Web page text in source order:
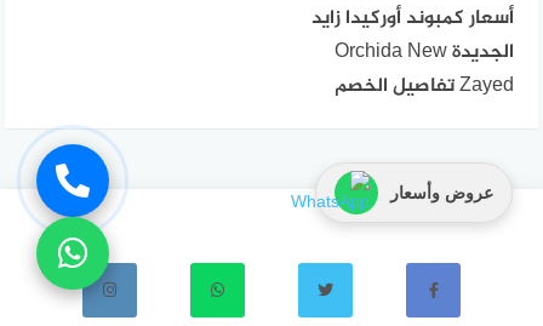
أسعار كمبوند أوركيدا زايد
الجديدة Orchida New
Zayed تفاصيل الخصم
عروض وأسعار